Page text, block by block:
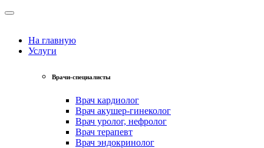
На главную
Услуги
Врачи-специалисты
Врач кардиолог
Врач акушер-гинеколог
Врач уролог, нефролог
Врач терапевт
Врач эндокринолог